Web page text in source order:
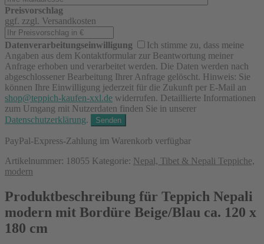
Preisvorschlag
ggf. zzgl. Versandkosten
Datenverarbeitungseinwilligung
Ich stimme zu, dass meine
Angaben aus dem Kontaktformular zur Beantwortung meiner
Anfrage erhoben und verarbeitet werden. Die Daten werden nach
abgeschlossener Bearbeitung Ihrer Anfrage gelöscht. Hinweis: Sie
können Ihre Einwilligung jederzeit für die Zukunft per E-Mail an
shop@teppich-kaufen-xxl.de widerrufen. Detaillierte Informationen
zum Umgang mit Nutzerdaten finden Sie in unserer
Datenschutzerklärung.
PayPal-Express-Zahlung im Warenkorb verfügbar
Artikelnummer: 18055 Kategorie: Nepal, Tibet & Nepali Teppiche,
modern
Produktbeschreibung für Teppich Nepali
modern mit Bordüre Beige/Blau ca. 120 x
180 cm